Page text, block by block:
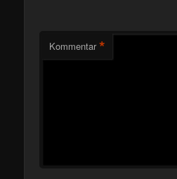
Kommentar *